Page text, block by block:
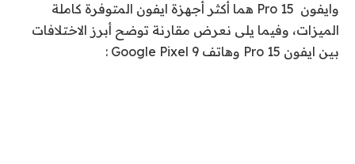
وايفون 15 Pro هما أكثر أجهزة ايفون المتوفرة كاملة
الميزات، وفيما يلى نعرض مقارنة توضح أبرز الاختلافات
بين ايفون 15 Pro وهاتف Google Pixel 9 :